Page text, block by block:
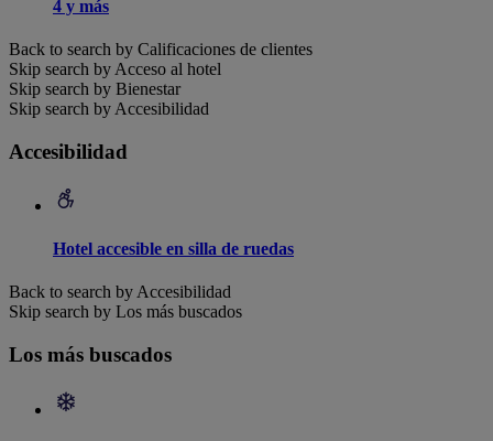
4 y más
Back to search by Calificaciones de clientes
Skip search by Acceso al hotel
Skip search by Bienestar
Skip search by Accesibilidad
Accesibilidad
Hotel accesible en silla de ruedas
Back to search by Accesibilidad
Skip search by Los más buscados
Los más buscados